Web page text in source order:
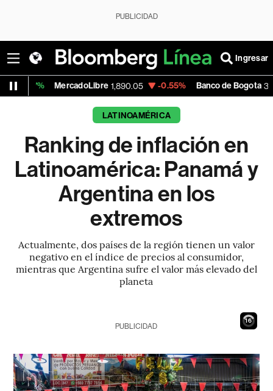
PUBLICIDAD
Ingresar
1,890.05 -0.55% Banco de Bogota 38,800.00
LATINOAMÉRICA
Ranking de inflación en
Latinoamérica: Panamá y
Argentina en los
extremos
Actualmente, dos países de la región tienen un valor
negativo en el índice de precios al consumidor,
mientras que Argentina sufre el valor más elevado del
planeta
15
PUBLICIDAD